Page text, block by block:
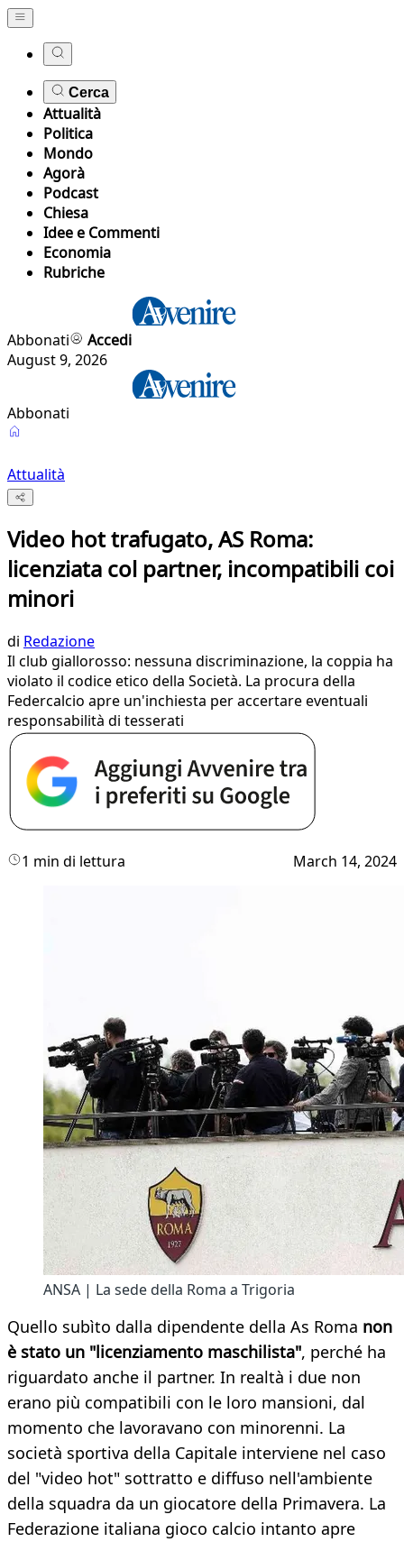
Cerca
Attualità
Politica
Mondo
Agorà
Podcast
Chiesa
Idee e Commenti
Economia
Rubriche
Abbonati
Accedi
August 9, 2026
Abbonati
Attualità
Video hot trafugato, AS Roma:
licenziata col partner, incompatibili coi
minori
di Redazione
Il club giallorosso: nessuna discriminazione, la coppia ha
violato il codice etico della Società. La procura della
Federcalcio apre un'inchiesta per accertare eventuali
responsabilità di tesserati
1 min di lettura March 14, 2024
ANSA | La sede della Roma a Trigoria
Quello subìto dalla dipendente della As Roma non
è stato un "licenziamento maschilista", perché ha
riguardato anche il partner. In realtà i due non
erano più compatibili con le loro mansioni, dal
momento che lavoravano con minorenni. La
società sportiva della Capitale interviene nel caso
del "video hot" sottratto e diffuso nell'ambiente
della squadra da un giocatore della Primavera. La
Federazione italiana gioco calcio intanto apre